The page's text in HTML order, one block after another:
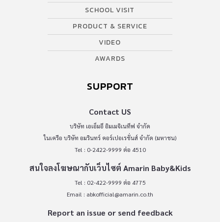
SCHOOL VISIT
PRODUCT & SERVICE
VIDEO
AWARDS
SUPPORT
Contact US
บริษัท เอเอ็มอี อิมเมจิเนทีฟ จำกัด
ในเครือ บริษัท อมรินทร์ คอร์เปอเรชั่นส์ จำกัด (มหาชน)
Tel : 0-2422-9999 ต่อ 4510
สนใจลงโฆษณากับเว็บไซต์ Amarin Baby&Kids
Tel : 02-422-9999 ต่อ 4775
Email : abkofficial@amarin.co.th
Report an issue or send feedback